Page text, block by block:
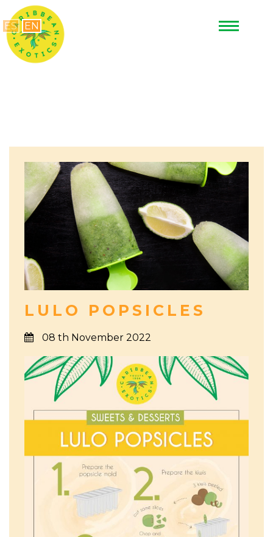
ES EN
LULO POPSICLES
08 th November 2022